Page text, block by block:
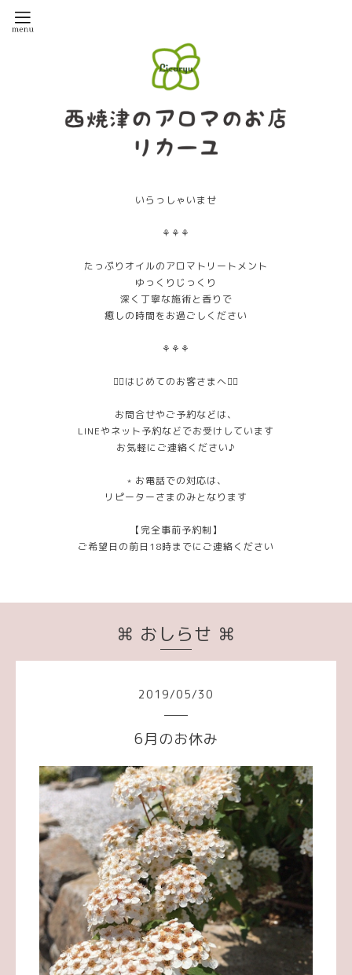
いらっしゃいませ
⚘⚘⚘
たっぷりオイルのアロマトリートメント
ゆっくりじっくり
深く丁寧な施術と香りで
癒しの時間をお過ごしください
⚘⚘⚘
❁⃘はじめてのお客さまへ❁⃘
お問合せやご予約などは、
LINEやネット予約などでお受けしています
お気軽にご連絡ください♪
﹡お電話での対応は、
リピーターさまのみとなります
【完全事前予約制】
ご希望日の前日18時までにご連絡ください
⌘ おしらせ ⌘
2019/05/30
6月のお休み